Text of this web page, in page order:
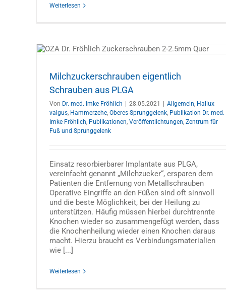
Weiterlesen
Milchzuckerschrauben eigentlich
Schrauben aus PLGA
Von Dr. med. Imke Fröhlich 28.05.2021 Allgemein, Hallux
valgus, Hammerzehe, Oberes Sprunggelenk, Publikation Dr. med.
Imke Fröhlich, Publikationen, Veröffentlichtungen, Zentrum für
Fuß und Sprunggelenk
Einsatz resorbierbarer Implantate aus PLGA,
vereinfacht genannt „Milchzucker“, ersparen dem
Patienten die Entfernung von Metallschrauben
Operative Eingriffe an den Füßen sind oft sinnvoll
und die beste Möglichkeit, bei der Heilung zu
unterstützen. Häufig müssen hierbei durchtrennte
Knochen wieder so zusammengefügt werden, dass
die Knochenheilung wieder einen Knochen daraus
macht. Hierzu braucht es Verbindungsmaterialien
wie [...]
Weiterlesen
Lendenwirbelsäule: Zu viel Belastung
zu wenig Bewegung können Ursachen
Allgemein Bandscheibenvorfall
Publikation Prof. Dr. med. Oliver Linhardt
Wirbelsäule & Rücken